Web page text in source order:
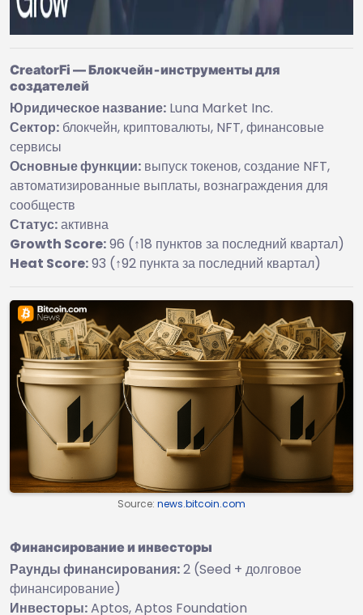
CreatorFi — Блокчейн‑инструменты для
создателей
Юридическое название: Luna Market Inc.
Сектор: блокчейн, криптовалюты, NFT, финансовые
сервисы
Основные функции: выпуск токенов, создание NFT,
автоматизированные выплаты, вознаграждения для
сообществ
Статус:активна
Growth Score:96 (↑18 пунктов за последний квартал)
Heat Score:93 (↑92 пункта за последний квартал)
Source: news.bitcoin.com
Финансирование и инвесторы
Раунды финансирования:2 (Seed + долговое
финансирование)
Инвесторы:Aptos, Aptos Foundation